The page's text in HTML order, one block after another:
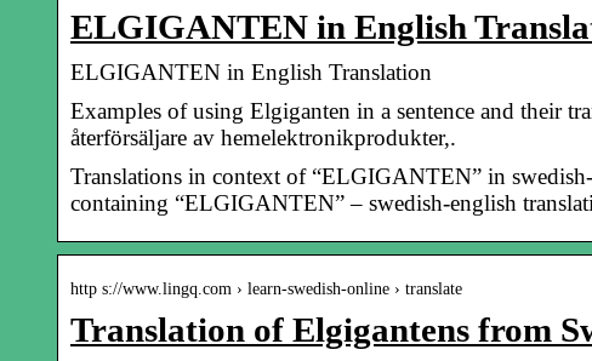
ELGIGANTEN in English
ELGIGANTEN in English Translation
Examples of using Elgiganten in a sentence and their
återförsäljare av hemelektronikprodukter,.
Translations in context of “ELGIGANTEN” in
containing “ELGIGANTEN” – swedish-english
http s://www.lingq.com › learn-swedish-online › translate
Translation of Elgigantens from